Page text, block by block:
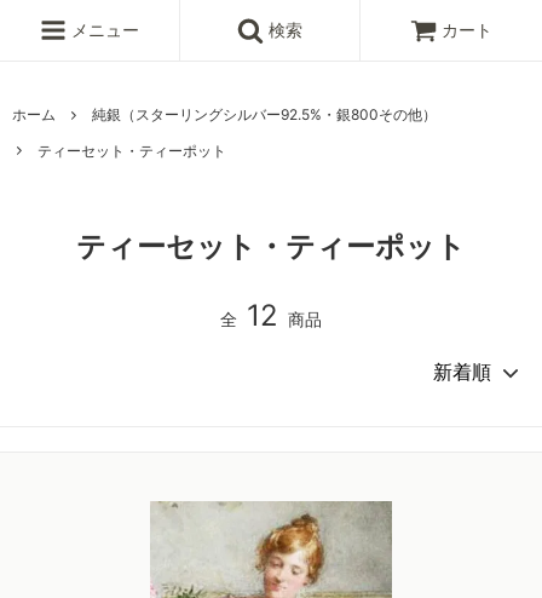
メニュー 検索 カート
ホーム
純銀（スターリングシルバー92.5%・銀800その他）
ティーセット・ティーポット
ティーセット・ティーポット
全 12 商品